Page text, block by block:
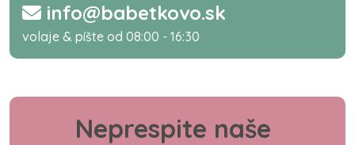
info@babetkovo.sk
volaje & píšte od 08:00 - 16:30
Neprespite naše